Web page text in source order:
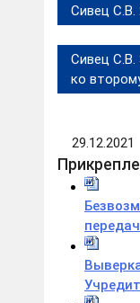
Сивец С.В.
Сивец
ко
29.12.2021